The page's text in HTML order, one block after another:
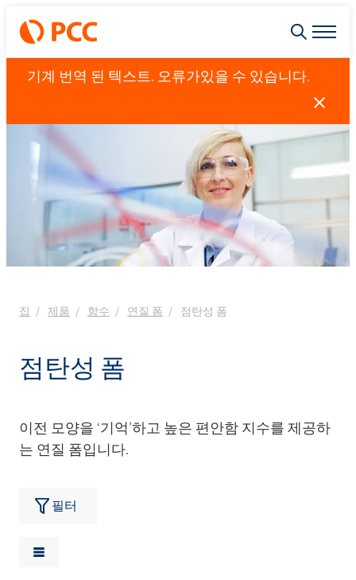
기계 번역 된 텍스트. 오류가있을 수 있습니다.
집 제품 함수 연질 폼 점탄성 폼
점탄성 폼
이전 모양을 ‘기억’하고 높은 편안함 지수를 제공하
는 연질 폼입니다.
필터